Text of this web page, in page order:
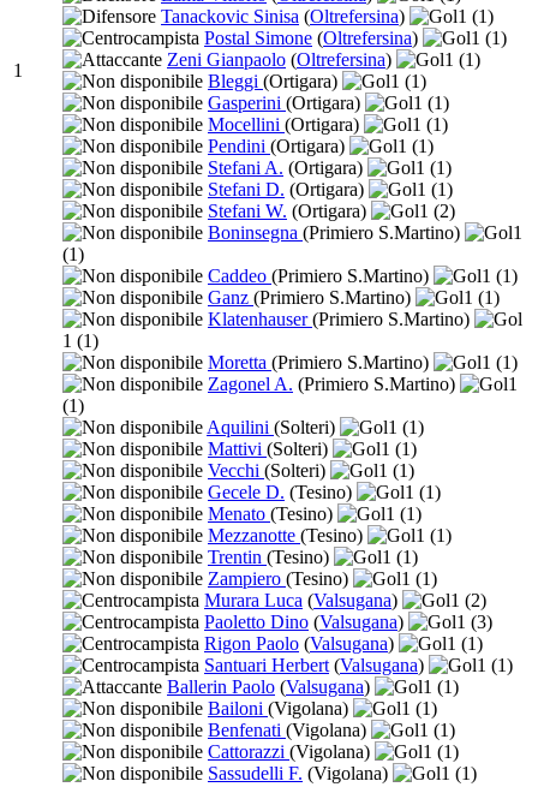
1
Tanackovic Sinisa (Oltrefersina) 1 (1)
Postal Simone (Oltrefersina) 1 (1)
Zeni Gianpaolo (Oltrefersina) 1 (1)
Bleggi (Ortigara) 1 (1)
Gasperini (Ortigara) 1 (1)
Mocellini (Ortigara) 1 (1)
Pendini (Ortigara) 1 (1)
Stefani A. (Ortigara) 1 (1)
Stefani D. (Ortigara) 1 (1)
Stefani W. (Ortigara) 1 (2)
Boninsegna (Primiero S.Martino)
1
(1)
Caddeo (Primiero S.Martino) 1 (1)
Ganz (Primiero S.Martino) 1 (1)
Klatenhauser(Primiero S.Martino)
1 (1)
Moretta (Primiero S.Martino) 1 (1)
Zagonel A. (Primiero S.Martino)
1
(1)
Aquilini (Solteri) 1 (1)
Mattivi (Solteri) 1 (1)
Vecchi (Solteri) 1 (1)
Gecele D. (Tesino) 1 (1)
Menato (Tesino) 1 (1)
Mezzanotte (Tesino) 1 (1)
Trentin (Tesino) 1 (1)
Zampiero (Tesino) 1 (1)
Murara Luca (Valsugana) 1 (2)
Paoletto Dino (Valsugana) 1 (3)
Rigon Paolo (Valsugana) 1 (1)
Santuari Herbert (Valsugana) 1 (1)
Ballerin Paolo (Valsugana) 1 (1)
Bailoni (Vigolana) 1 (1)
Benfenati (Vigolana) 1 (1)
Cattorazzi (Vigolana) 1 (1)
Sassudelli F. (Vigolana) 1 (1)